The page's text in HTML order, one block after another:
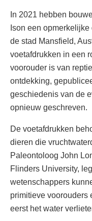
In 2021 hebben
Ison een
de stad Mansfield,
voetafdrukken in een
voorouder is van
ontdekking,
geschiedenis van de
opnieuw geschreven.
De voetafdrukken
dieren die
Paleontoloog John
Flinders University,
wetenschappers
primitieve voorouders
eerst het water